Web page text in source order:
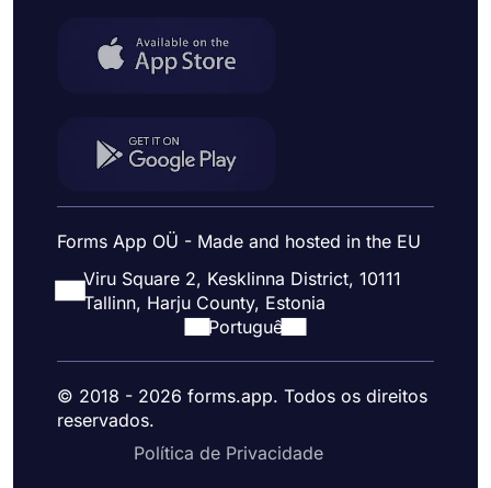
Forms App OÜ - Made and hosted in the EU
Viru Square 2, Kesklinna District, 10111
Tallinn, Harju County, Estonia
Portuguê
© 2018 - 2026 forms.app. Todos os direitos
reservados.
Política de Privacidade